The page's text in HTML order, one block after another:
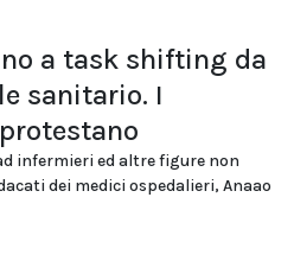
a task shifting da
sanitario. I
infermieri ed altre figure non
dei medici ospedalieri, Anaao